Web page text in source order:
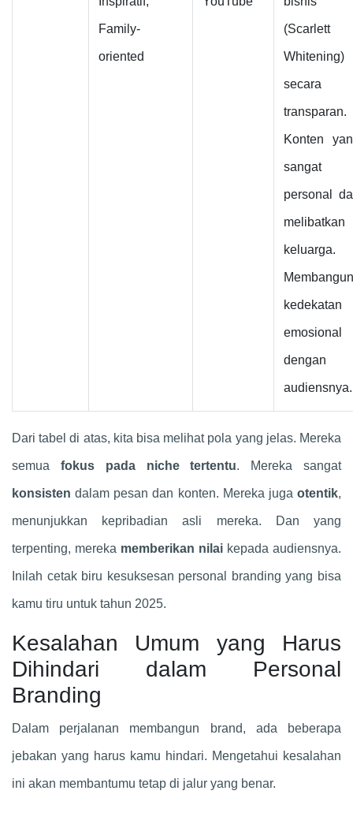
Family-
oriented
(Scarlett
Whitening)
secara
transparan.
Konten
sangat
personal
melibatkan
keluarga.
Membangun
kedekatan
emosional
dengan
audiensnya.
Dari tabel di atas, kita bisa melihat pola yang jelas. Mereka
semua fokus pada niche tertentu. Mereka sangat
konsisten dalam pesan dan konten. Mereka juga otentik,
menunjukkan kepribadian asli mereka. Dan yang
terpenting, mereka memberikan nilai kepada audiensnya.
Inilah cetak biru kesuksesan personal branding yang bisa
kamu tiru untuk tahun 2025.
Kesalahan Umum yang Harus
Dihindari dalam Personal
Branding
Dalam perjalanan membangun brand, ada beberapa
jebakan yang harus kamu hindari. Mengetahui kesalahan
ini akan membantumu tetap di jalur yang benar.